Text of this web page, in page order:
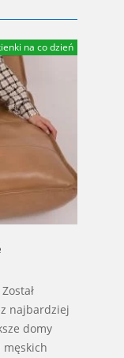
na co dzień
najbardziej
domy
męskich